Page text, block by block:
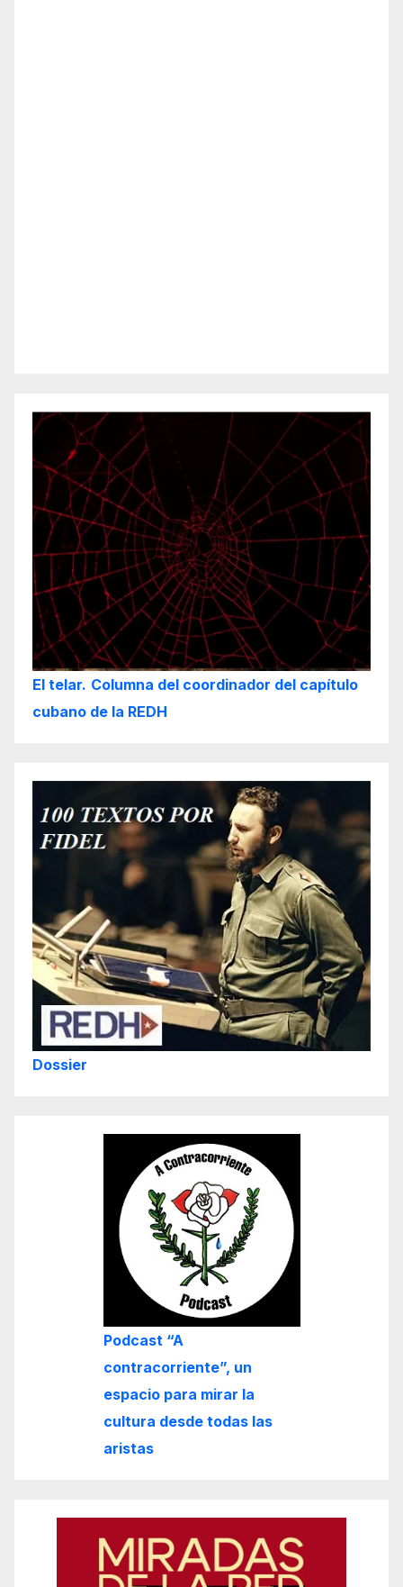
El telar. Columna del coordinador del capítulo
cubano de la REDH
Dossier
Podcast “A
contracorriente”, un
espacio para mirar la
cultura desde todas las
aristas